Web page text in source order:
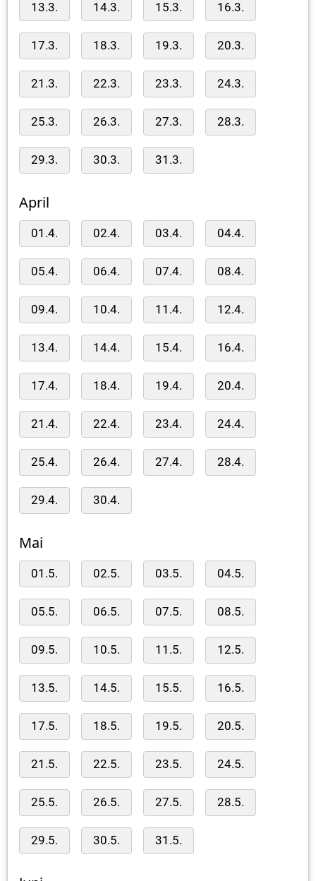
13.3. 14.3. 15.3. 16.3.
17.3. 18.3. 19.3. 20.3.
21.3. 22.3. 23.3. 24.3.
25.3. 26.3. 27.3. 28.3.
29.3. 30.3. 31.3.
April
01.4. 02.4. 03.4. 04.4.
05.4. 06.4. 07.4. 08.4.
09.4. 10.4. 11.4. 12.4.
13.4. 14.4. 15.4. 16.4.
17.4. 18.4. 19.4. 20.4.
21.4. 22.4. 23.4. 24.4.
25.4. 26.4. 27.4. 28.4.
29.4. 30.4.
Mai
01.5. 02.5. 03.5. 04.5.
05.5. 06.5. 07.5. 08.5.
09.5. 10.5. 11.5. 12.5.
13.5. 14.5. 15.5. 16.5.
17.5. 18.5. 19.5. 20.5.
21.5. 22.5. 23.5. 24.5.
25.5. 26.5. 27.5. 28.5.
29.5. 30.5. 31.5.